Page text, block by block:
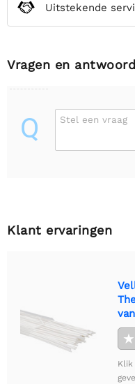
Uitstekende
Vragen en
Q Stel een vraag
Klant ervaringen
★
Klik